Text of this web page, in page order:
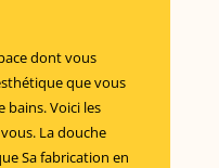
dont vous
que vous
bains. Voici les
La douche
Sa fabrication en